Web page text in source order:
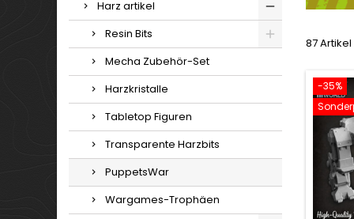
Harz artikel
Resin Bits
Mecha Zubehör-Set
Harzkristalle
Tabletop Figuren
Transparente Harzbits
PuppetsWar
Wargames-Trophäen
87
-35%